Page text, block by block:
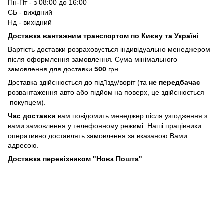
Пн-Пт - з 08:00 до 16:00
СБ - вихідний
Нд - вихідний
Доставка вантажним транспортом по Києву та Україні
Вартість доставки розраховується індивідуально менеджером
після оформлення замовлення. Сума мінімального
замовлення для доставки 500 грн.
Доставка здійснюється до під'їзду/воріт (та не передбачає
розвантаження авто або підйом на поверх, це здійснюється
покупцем).
Час доставки вам повідомить менеджер після узгодження з
вами замовлення у телефонному режимі. Наші працівники
оперативно доставлять замовлення за вказаною Вами
адресою.
Доставка перевізником "Нова Пошта"